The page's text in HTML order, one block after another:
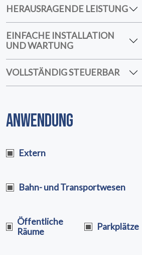
HERAUSRAGENDE LEISTUNG
EINFACHE INSTALLATION
UND WARTUNG
VOLLSTÄNDIG STEUERBAR
ANWENDUNG
Extern
Bahn- und Transportwesen
Öffentliche
Räume
Parkplätze